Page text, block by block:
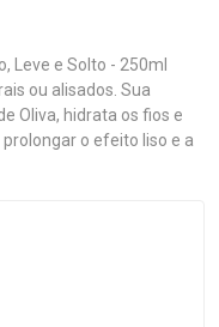
Leve e Solto - 250ml
ou alisados. Sua
Oliva, hidrata os fios e
o efeito liso e a